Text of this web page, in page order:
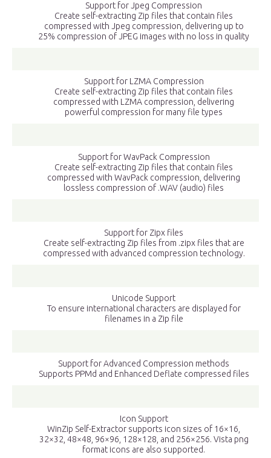
Support for Jpeg Compression
Create self-extracting Zip files that contain files
compressed with Jpeg compression, delivering up to
25% compression of JPEG images with no loss in quality
Support for LZMA Compression
Create self-extracting Zip files that contain files
compressed with LZMA compression, delivering
powerful compression for many file types
Support for WavPack Compression
Create self-extracting Zip files that contain files
compressed with WavPack compression, delivering
lossless compression of .WAV (audio) files
Support for Zipx files
Create self-extracting Zip files from .zipx files that are
compressed with advanced compression technology.
Unicode Support
To ensure international characters are displayed for
filenames in a Zip file
Support for Advanced Compression methods
Supports PPMd and Enhanced Deflate compressed files
Icon Support
WinZip Self-Extractor supports icon sizes of 16×16,
32×32, 48×48, 96×96, 128×128, and 256×256. Vista png
format icons are also supported.